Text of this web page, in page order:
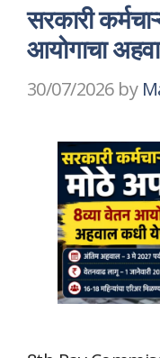
सरकारी
आयोगाचा
30/07/2026 by